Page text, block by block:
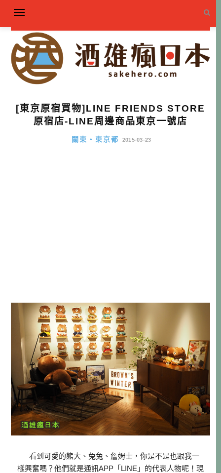
[東京原宿買物]LINE FRIENDS STORE
原宿店-LINE周邊商品東京一號店
關東・東京都 2015-03-23
看到可愛的熊大、兔兔、詹姆士，你是不是也跟我一
樣興奮嗎？他們就是通訊APP「LINE」的代表人物呢！現